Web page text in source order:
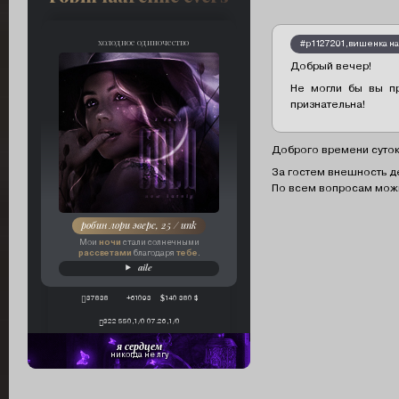
холодное одиночество
робин лори эверс, 25 / unk
Мои ночи стали солнечными
рассветами благодаря тебе
aile
37838 +61093 140 380 $
322 550,1/0 07.26,1/0
я сердцем
никогда не лгу
#p1127201,вишенка
Добрый вечер!
Не могли бы вы
признательна!
Доброго времени
За гостем внешность
По всем вопросам